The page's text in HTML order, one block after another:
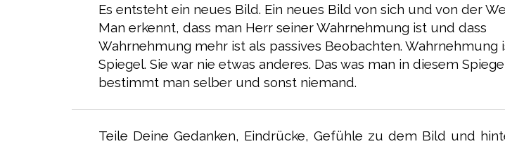
Es entsteht ein neues Bild. Ein neues Bild von sich und von der
Man erkennt, dass man Herr seiner Wahrnehmung ist und dass
Wahrnehmung mehr ist als passives Beobachten. Wahrnehmung
Spiegel. Sie war nie etwas anderes. Das was man in diesem
bestimmt man selber und sonst niemand.
Teile Deine Gedanken, Eindrücke, Gefühle zu dem Bild und